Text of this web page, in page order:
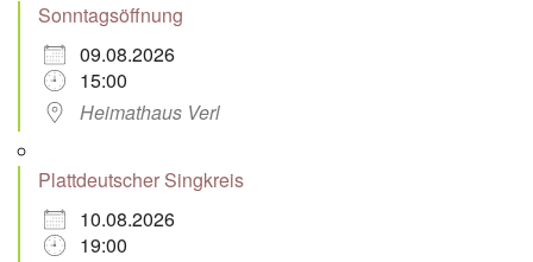
Sonntagsöffnung
09.08.2026
15:00
Heimathaus Verl
Plattdeutscher Singkreis
10.08.2026
19:00